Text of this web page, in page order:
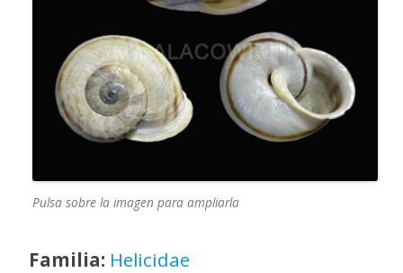
Pulsa sobre la imagen para ampliarla
Familia: Helicidae